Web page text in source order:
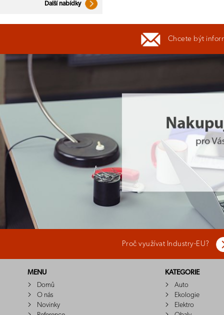
Další nabídky
Chcete být
Proč využívat Industry-EU?
MENU
Domů
O nás
Novinky
KATEGORIE
Auto
Ekologie
Elektro